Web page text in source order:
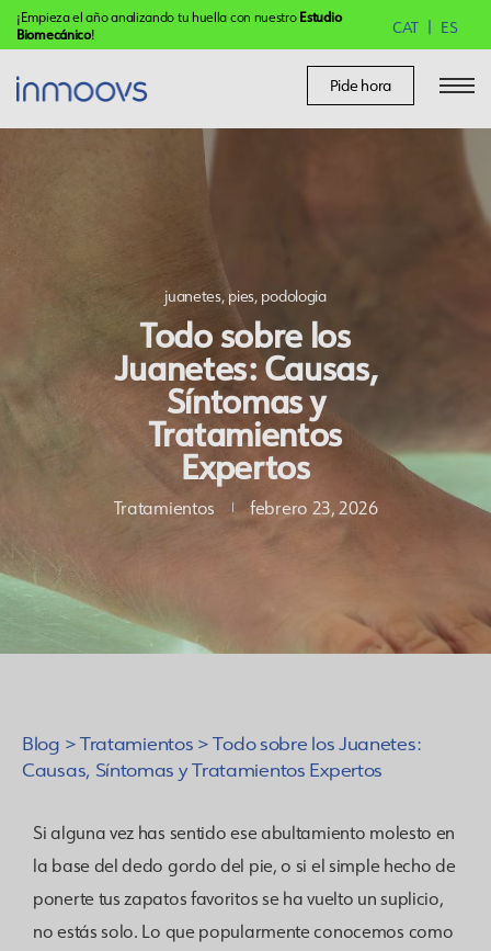
¡Empieza el año analizando tu huella con nuestro Estudio
Biomecánico! CAT ES
Pide hora
juanetes, pies, podologia
Todo sobre los
Juanetes: Causas,
Síntomas y
Tratamientos
Expertos
Tratamientos febrero 23, 2026
Blog > Tratamientos >Todo sobre los Juanetes:
Causas, Síntomas y Tratamientos Expertos
Si alguna vez has sentido ese abultamiento molesto en
la base del dedo gordo del pie, o si el simple hecho de
ponerte tus zapatos favoritos se ha vuelto un suplicio,
no estás solo. Lo que popularmente conocemos como